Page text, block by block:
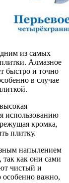
из самых
Алмазное
быстро и точно
в случае
использованию
кромка,
плитку.
напылением
как они сами
чистый и
особенно важно,